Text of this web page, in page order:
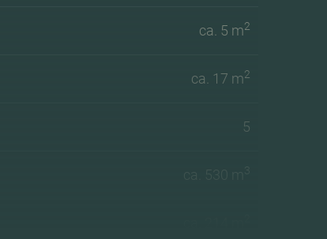
ca. 5 m2
ca. 17 m2
5
ca. 530 m 3